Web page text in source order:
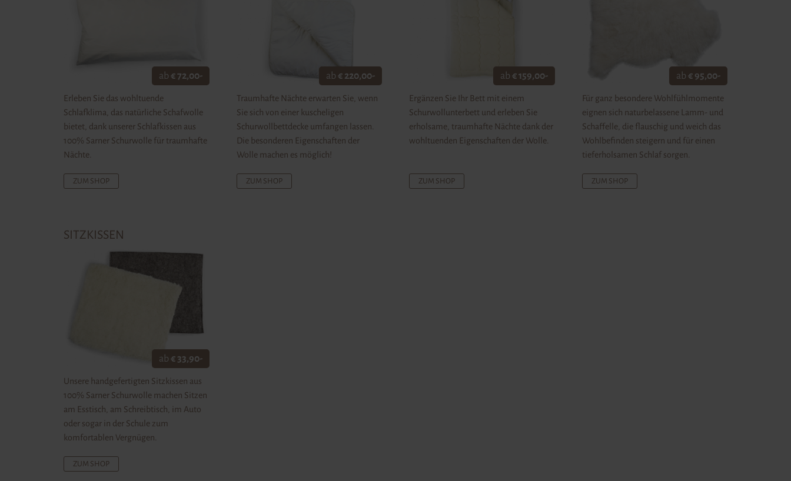
ab € 72,00-
Erleben Sie das wohltuende
Schlafklima, das natürliche Schafwolle
bietet, dank unserer Schlafkissen aus
100% Sarner Schurwolle für traumhafte
Nächte.
ZUM SHOP
ab € 220,00-
Traumhafte Nächte erwarten Sie, wenn
Sie sich von einer kuscheligen
Schurwollbettdecke umfangen lassen.
Die besonderen Eigenschaften der
Wolle machen es möglich!
ZUM SHOP
ab € 159,00-
Ergänzen Sie Ihr Bett mit einem
Schurwollunterbett und erleben Sie
erholsame, traumhafte Nächte dank der
wohltuenden Eigenschaften der Wolle.
ZUM SHOP
ab € 95,00-
Für ganz besondere Wohlfühlmomente
eignen sich naturbelassene Lamm- und
Schaffelle, die flauschig und weich das
Wohlbefinden steigern und für einen
tieferholsamen Schlaf sorgen.
ZUM SHOP
SITZKISSEN
ab € 33,90-
Unsere handgefertigten Sitzkissen aus
100% Sarner Schurwolle machen Sitzen
am Esstisch, am Schreibtisch, im Auto
oder sogar in der Schule zum
komfortablen Vergnügen.
ZUM SHOP